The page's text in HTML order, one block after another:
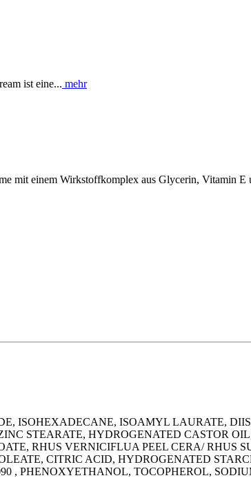
ist eine... mehr
mit einem Wirkstoffkomplex aus Glycerin, Vitamin
ISOHEXADECANE, ISOAMYL LAURATE,
STEARATE, HYDROGENATED CASTOR
RHUS VERNICIFLUA PEEL CERA/ RHUS
CITRIC ACID, HYDROGENATED
, PHENOXYETHANOL, TOCOPHEROL,